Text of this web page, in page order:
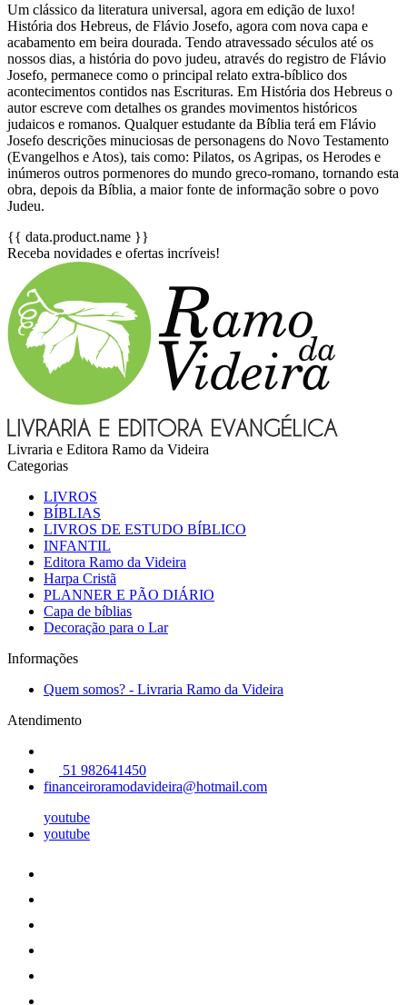
Um clássico da literatura universal, agora em edição de luxo!
História dos Hebreus, de Flávio Josefo, agora com nova capa e
acabamento em beira dourada. Tendo atravessado séculos até os
nossos dias, a história do povo judeu, através do registro de Flávio
Josefo, permanece como o principal relato extra-bíblico dos
acontecimentos contidos nas Escrituras. Em História dos Hebreus o
autor escreve com detalhes os grandes movimentos históricos
judaicos e romanos. Qualquer estudante da Bíblia terá em Flávio
Josefo descrições minuciosas de personagens do Novo Testamento
(Evangelhos e Atos), tais como: Pilatos, os Agripas, os Herodes e
inúmeros outros pormenores do mundo greco-romano, tornando esta
obra, depois da Bíblia, a maior fonte de informação sobre o povo
Judeu.
{{ data.product.name }}
Receba novidades e ofertas incríveis!
Livraria e Editora Ramo da Videira
Categorias
LIVROS
BÍBLIAS
LIVROS DE ESTUDO BÍBLICO
INFANTIL
Editora Ramo da Videira
Harpa Cristã
PLANNER E PÃO DIÁRIO
Capa de bíblias
Decoração para o Lar
Informações
Quem somos? - Livraria Ramo da Videira
Atendimento
51 982641450
financeiroramodavideira@hotmail.com
youtube
youtube